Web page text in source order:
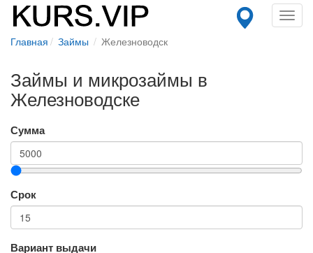
Главная Займы Железноводск
Займы и микрозаймы в
Железноводске
Сумма
Срок
Вариант выдачи